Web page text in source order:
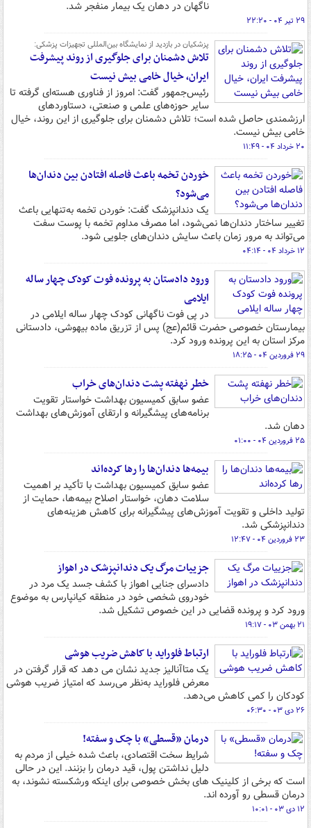
ناگهان در دهان یک بیمار منفجر شد.
۲۹ تیر ۰۴ - ۲۲:۲۰
پزشکیان در بازدید از نمایشگاه بین‌المللی تجهیزات پزشکی:
تلاش دشمنان برای جلوگیری از روند پیشرفت
ایران، خیال خامی بیش نیست
رئیس‌جمهور گفت: امروز از فناوری هسته‌ای گرفته تا
سایر حوزه‌های علمی و صنعتی، دستاوردهای
ارزشمندی حاصل شده است؛ تلاش دشمنان برای جلوگیری از این روند، خیال
خامی بیش نیست.
۲۰ خرداد ۰۴ - ۱۱:۴۹
خوردن تخمه باعث فاصله افتادن بین دندان‌ها
می‌شود؟
یک دندانپزشک گفت: خوردن تخمه به‌تنهایی باعث
تغییر ساختار دندان‌ها نمی‌شود، اما مصرف مداوم تخمه با پوست سفت
می‌تواند به مرور زمان باعث سایش دندان‌های جلویی شود.
۱۲ خرداد ۰۴ - ۰۴:۱۴
ورود دادستان به پرونده فوت کودک چهار ساله
ایلامی
در پی فوت ناگهانی کودک چهار ساله ایلامی در
بیمارستان خصوصی حضرت قائم(عج) پس از تزریق ماده بیهوشی، دادستانی
مرکز استان به این پرونده ورود کرد.
۲۹ فروردین ۰۴ - ۱۸:۲۵
خطر نهفته پشت دندان‌های خراب
عضو سابق کمیسیون بهداشت خواستار تقویت
برنامه‌های پیشگیرانه و ارتقای آموزش‌های بهداشت
دهان شد.
۲۵ فروردین ۰۴ - ۰۱:۰۰
بیمه‌ها دندان‌ها را رها کرده‌اند
عضو سابق کمیسیون بهداشت با تأکید بر اهمیت
سلامت دهان، خواستار اصلاح بیمه‌ها، حمایت از
تولید داخلی و تقویت آموزش‌های پیشگیرانه برای کاهش هزینه‌های
دندانپزشکی شد.
۲۳ فروردین ۰۴ - ۱۲:۴۷
جزییات مرگ یک دندانپزشک در اهواز
دادسرای جنایی اهواز با کشف جسد یک مرد در
خودروی شخصی خود در منطقه کیانپارس به موضوع
ورود کرد و پرونده قضایی در این خصوص تشکیل شد.
۲۱ بهمن ۰۳ - ۱۹:۱۷
ارتباط فلوراید با کاهش ضریب هوشی
یک متاآنالیز جدید نشان می دهد که قرار گرفتن در
معرض فلوراید به‌نظر می‌رسد که امتیاز ضریب هوشی
کودکان را کمی کاهش می‌دهد.
۲۶ دی ۰۳ - ۰۶:۳۰
درمان «قسطی» با چک و سفته!
شرایط سخت اقتصادی، باعث شده خیلی از مردم به
دلیل نداشتن پول، قید درمان را بزنند. این در حالی
است که برخی از کلینیک های بخش خصوصی برای اینکه ورشکسته نشوند، به
درمان قسطی رو آورده اند.
۱۲ دی ۰۳ - ۱۰:۰۱